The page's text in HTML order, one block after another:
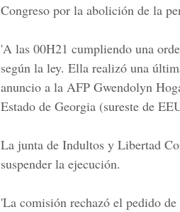
Congreso por la abolición de la
'A las 00H21 cumpliendo una
según la ley. Ella realizó una
anuncio a la AFP Gwendolyn
Estado de Georgia (sureste de
La junta de Indultos y Libertad
suspender la ejecución.
'La comisión rechazó el pedido